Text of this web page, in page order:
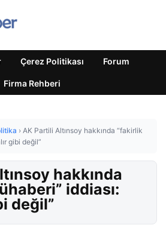
Çerez Politikası Forum
Firma Rehberi
› AK Partili Altınsoy hakkında “fakirlik
gibi değil”
hakkında
iddiası:
değil”